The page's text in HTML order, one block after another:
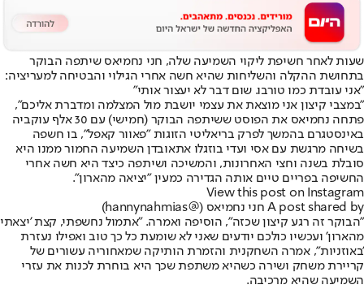
שעות לאחר חשיפת ליקוי השמיעה שלה, חני נחמיאס שיתפה הבוקר
בתחושת ההקלה והשליחות שהיא חשה אחרי הגילוי והבטיחה למעריציה:
"אני עובדת כמו טורבו. שום דבר לא יעצור אותי"
"במצבי קיצון אני מוצאת את עצמי יושבת מול המצלמה ומדברת אליכם",
פתחה נחמיאס את הפוסט ששיתפה הבוקר (חמישי) עם 30 אלף עוקביה
באינסטגרם בהמשך לפרק בריאליטי הזוגות "פאוור קאפל", בו חשפה
בשיחה מרגשת עם אסי ועדי בוזגלו אתאובדן השמיעה החמור ממנו היא
סובלת בשנה וחצי האחרונות, והמשיכה ושיתפה כיצד היא חשה אחרי
החשיפה בפריים טיים אותה הגדירה כמעין "יציאה מהארון".
View this post on Instagram
A post shared by חני נחמיאס (@hannynahmias)
"הבוקר זה רגע קיצון שכזה", הוסיפה ואמרה. "אתמול נחשפתי, קצת 'יצאתי
מהארון' ועכשיו כולכם יודעים שאני לא שומעת כל כך טוב ואפילו נעזרת
'באוזניות", אמרה השחקנית והזמרת הותיקה שמאחוריה עשורים של
קריירת משחק ושירה כשהיא משתפת שכך היא בוחרת לכנות את עזרי
השמיעה שהיא מרכיבה.